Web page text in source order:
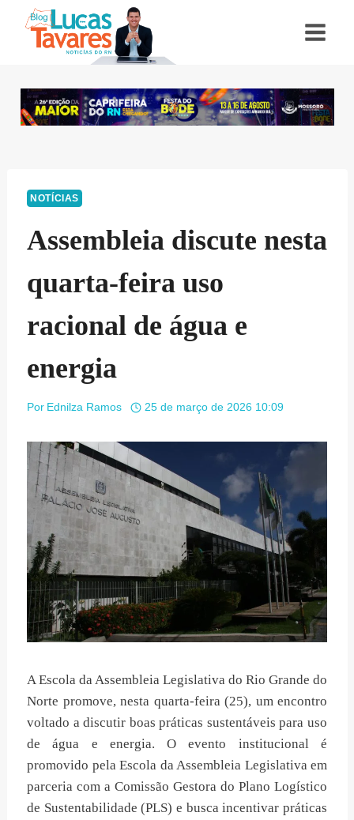
NOTÍCIAS
Assembleia discute nesta
quarta-feira uso
racional de água e
energia
Por Ednilza Ramos 25 de março de 2026 10:09
A Escola da Assembleia Legislativa do Rio Grande do
Norte promove, nesta quarta-feira (25), um encontro
voltado a discutir boas práticas sustentáveis para uso
de água e energia. O evento institucional é
promovido pela Escola da Assembleia Legislativa em
parceria com a Comissão Gestora do Plano Logístico
de Sustentabilidade (PLS) e busca incentivar práticas